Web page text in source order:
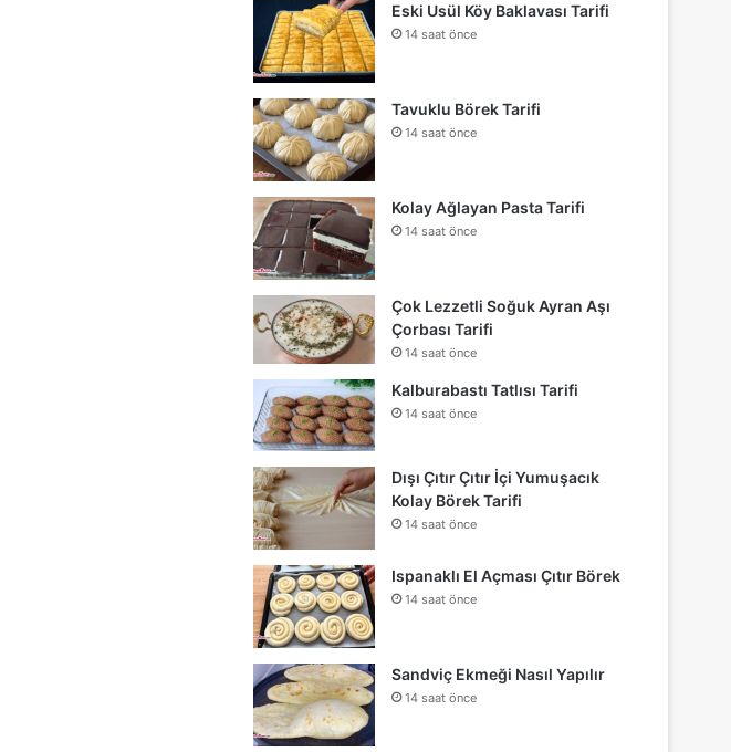
Eski Usül Köy Baklavası Tarifi
14 saat önce
Tavuklu Börek Tarifi
14 saat önce
Kolay Ağlayan Pasta Tarifi
14 saat önce
Çok Lezzetli Soğuk Ayran Aşı
Çorbası Tarifi
14 saat önce
Kalburabastı Tatlısı Tarifi
14 saat önce
Dışı Çıtır Çıtır İçi Yumuşacık
Kolay Börek Tarifi
14 saat önce
Ispanaklı El Açması Çıtır Börek
14 saat önce
Sandviç Ekmeği Nasıl Yapılır
14 saat önce